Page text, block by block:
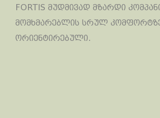
FORTIS მუდმივად მზარდი
მომხმარებლის სრულ
ორიენტირებული.